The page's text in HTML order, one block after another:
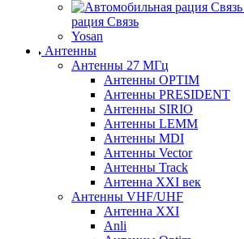
рация Связь
Yosan
Антенны
Антенны 27 МГц
Антенны OPTIM
Антенны PRESIDENT
Антенны SIRIO
Антенны LEMM
Антенны MDI
Антенны Vector
Антенны Track
Антенна XXI век
Антенны VHF/UHF
Антенна XXI
Anli